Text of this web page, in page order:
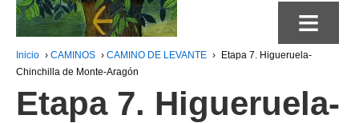
≡
Inicio › CAMINOS › CAMINO DE LEVANTE ›
Etapa 7. Higueruela-
Chinchilla de Monte-Aragón
Etapa 7. Higueruela-